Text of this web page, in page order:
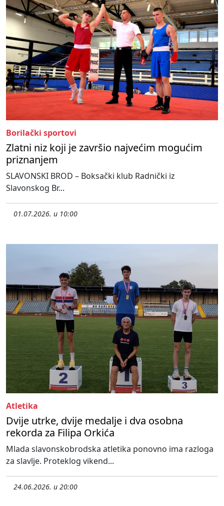
Borilački sportovi
Zlatni niz koji je završio najvećim mogućim
priznanjem
SLAVONSKI BROD – Boksački klub Radnički iz
Slavonskog Br...
01.07.2026. u 10:00
Atletika
Dvije utrke, dvije medalje i dva osobna
rekorda za Filipa Orkića
Mlada slavonskobrodska atletika ponovno ima razloga
za slavlje. Proteklog vikend...
24.06.2026. u 20:00